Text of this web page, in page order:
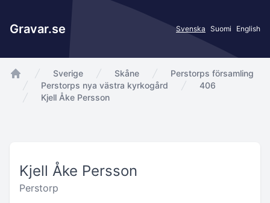
Gravar.se Svenska Suomi English
app.Start
Sverige Skåne
Perstorps församling
Perstorps nya västra kyrkogård
406
Kjell Åke Persson
Kjell Åke Persson
Perstorp